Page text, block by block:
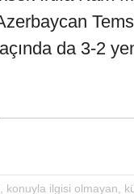
da 3-2